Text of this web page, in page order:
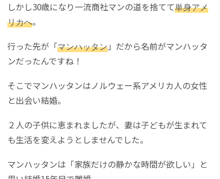
しかし30歳になり一流商社マンの道を捨てて単身アメ
リカへ。
行った先が「マンハッタン」だから名前がマンハッタ
ンだったんですね！
そこでマンハッタンはノルウェー系アメリカ人の女性
と出会い結婚。
２人の子供に恵まれましたが、妻は子どもが生まれて
も生活を変えようとしませんでした。
マンハッタンは「家族だけの静かな時間が欲しい」と